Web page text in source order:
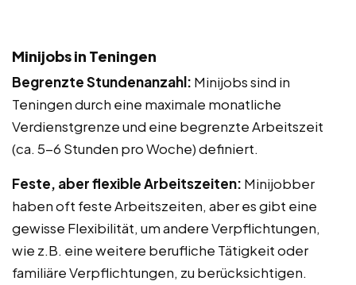
Minijobs in Teningen
Begrenzte Stundenanzahl: Minijobs sind in
Teningen durch eine maximale monatliche
Verdienstgrenze und eine begrenzte Arbeitszeit
(ca. 5-6 Stunden pro Woche) definiert.
Feste, aber flexible Arbeitszeiten: Minijobber
haben oft feste Arbeitszeiten, aber es gibt eine
gewisse Flexibilität, um andere Verpflichtungen,
wie z.B. eine weitere berufliche Tätigkeit oder
familiäre Verpflichtungen, zu berücksichtigen.